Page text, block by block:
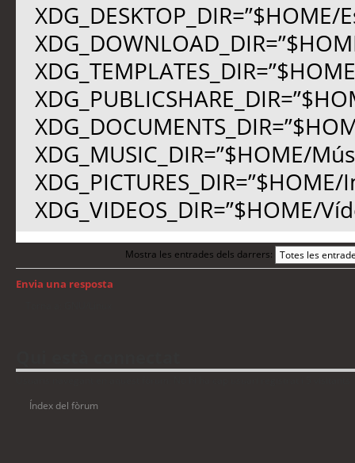
XDG_DESKTOP_DIR=”$HOME/
XDG_MUSIC_DIR=”$HOME/
XDG_VIDEOS_DIR=”$HOME/
Mostra les entrades dels darrers:
Envia una resposta
Índex del fòrum